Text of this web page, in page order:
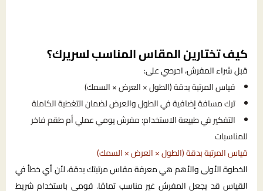
كيف تختارين المقاس المناسب لسريرك؟
قبل شراء المفرش، احرصي على:
قياس المرتبة بدقة (الطول × العرض × السمك)
ترك مسافة إضافية في الطول والعرض لضمان التغطية الكاملة
التفكير في طبيعة الاستخدام: مفرش يومي عملي أم طقم فاخر
للمناسبات
قياس المرتبة بدقة (الطول × العرض × السمك)
الخطوة الأولى والأهم هي معرفة مقاس مرتبتك بدقة، لأن أي خطأ في
القياس قد يجعل المفرش غير مناسب تمامًا. قومي باستخدام شريط